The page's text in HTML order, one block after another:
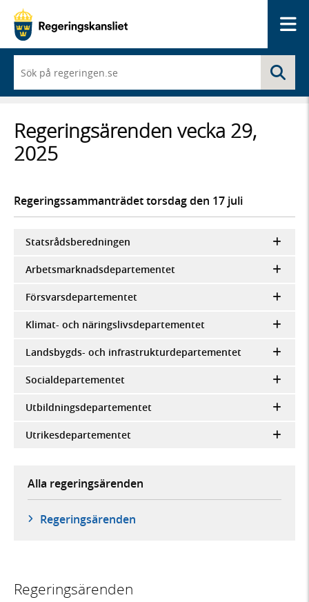
du
börjar
skriva
framträder
en
lista
Regeringsärenden vecka 29,
2025
Regeringssammanträdet torsdag den 17 juli
Statsrådsberedningen
Arbetsmarknadsdepartementet
Försvarsdepartementet
Klimat- och näringslivsdepartementet
Landsbygds- och infrastrukturdepartementet
Socialdepartementet
Utbildningsdepartementet
Utrikesdepartementet
Alla regeringsärenden
Regeringsärenden
Regeringsärenden